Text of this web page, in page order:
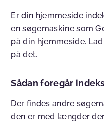
Er din hjemmeside
en søgemaskine som
på din hjemmeside.
på det.
Sådan foregår
Der findes andre
den er med længder